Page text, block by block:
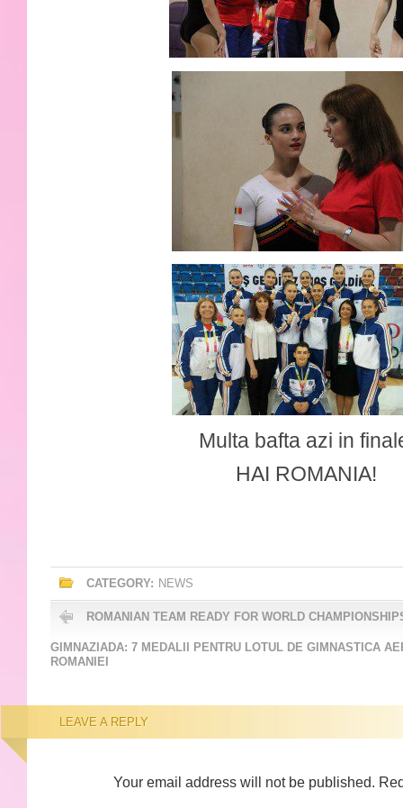
Multa bafta azi in
HAI ROMANIA!
CATEGORY: NEWS
ROMANIAN TEAM READY FOR WORLD
GIMNAZIADA: 7 MEDALII PENTRU LOTUL DE GIMNASTICA
ROMANIEI
LEAVE A REPLY
Your email address will not be published.